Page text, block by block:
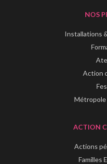
NOS
Installations
Action
Métropole
ACTION
Actions
Familles